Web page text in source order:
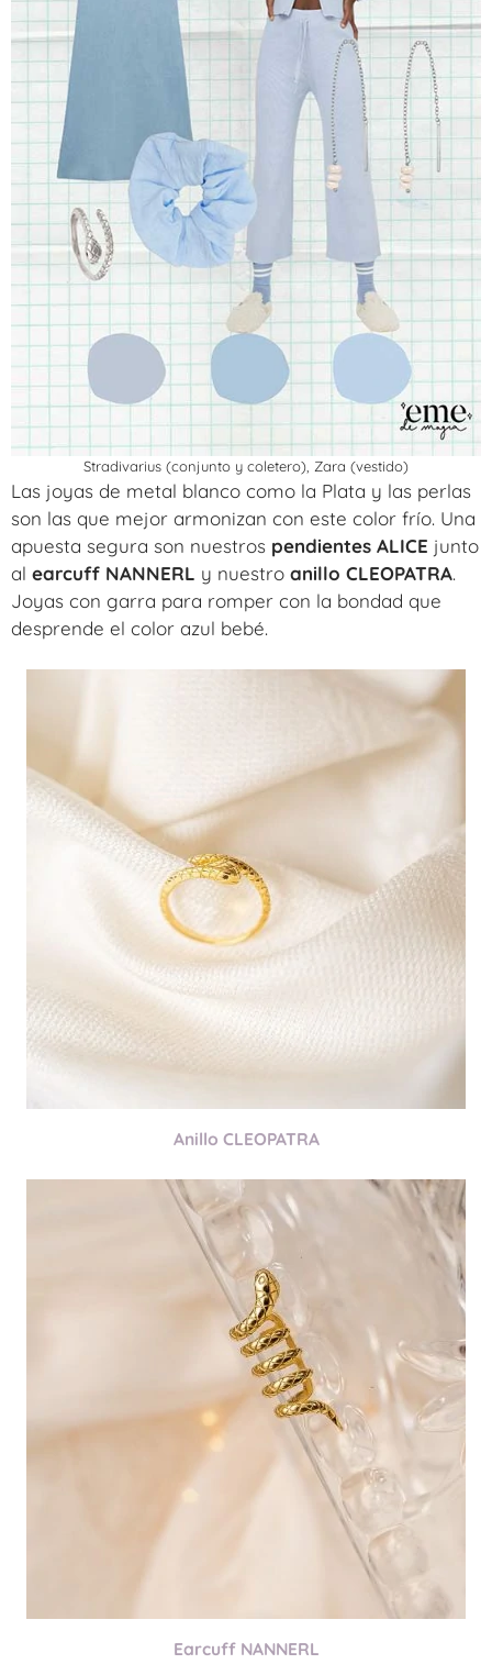
Stradivarius (conjunto y coletero), Zara (vestido)
Las joyas de metal blanco como la Plata y las perlas
son las que mejor armonizan con este color frío. Una
apuesta segura son nuestros pendientes ALICE junto
al earcuff NANNERL y nuestro anillo CLEOPATRA.
Joyas con garra para romper con la bondad que
desprende el color azul bebé.
Anillo CLEOPATRA
Earcuff NANNERL